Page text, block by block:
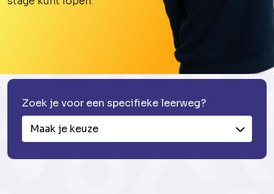
Zoek je voor een specifieke leerweg?
Maak je keuze